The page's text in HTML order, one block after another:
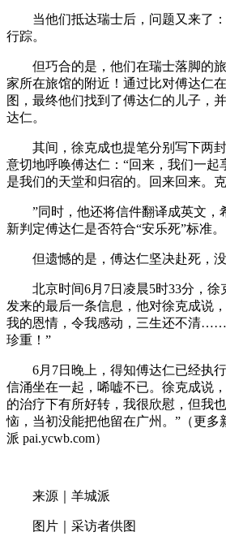
当他们抵达瑞士后，问题又来了：
行踪。
但巧合的是，他们在瑞士落脚的旅
家所在旅馆的附近！通过比对傅达仁
图，最终他们找到了傅达仁的儿子，
达仁。
其间，徐克成也提笔分别写下两封
意切地呼唤傅达仁：“回来，我们一起
是我们的天堂和归宿的。回来回来。克
”同时，他还将信件翻译成英文，
新判定傅达仁是否符合“安乐死”标准。
但遗憾的是，傅达仁坚决赴死，没
北京时间6月7日凌晨5时33分，徐
发来的最后一条信息，他对徐克成说
我的恩情，令我感动，三生还不清
珍重！”
6月7日晚上，得知傅达仁已经执行
信涌坐在一起，唏嘘不已。徐克成说
的治疗下有所好转，我很欣慰，但我
恼，当初没能把他留在广州。”（更多
派 pai.ycwb.com）
来源｜羊城派
图片｜采访者供图